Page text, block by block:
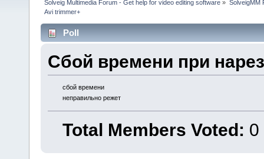
Solveig Multimedia Forum - Get help for video editing software » SolveigMM
Avi trimmer+
Poll
Сбой времени при
сбой времени
неправильно режет
Total Members Voted: 0